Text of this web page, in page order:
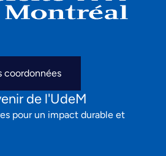
coordonnées
de l'UdeM
pour un impact durable et